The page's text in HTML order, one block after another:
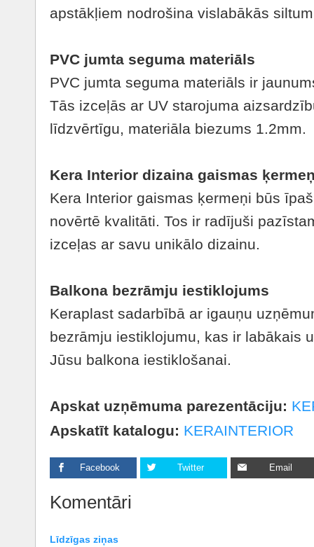
apstākļiem nodrošina vislabākās
PVC jumta seguma materiāls
PVC jumta seguma materiāls ir
Tās izceļās ar UV starojuma
līdzvērtīgu, materiāla biezums 1.2mm.
Kera Interior dizaina gaismas
Kera Interior gaismas ķermeņi būs
novērtē kvalitāti. Tos ir radījuši
izceļas ar savu unikālo dizainu.
Balkona bezrāmju iestiklojums
Keraplast sadarbībā ar igauņu
bezrāmju iestiklojumu, kas ir labākais
Jūsu balkona iestiklošanai.
Apskat uzņēmuma parezentāciju:
Apskatīt katalogu: KERAINTERIOR
Facebook Twitter Email
Komentāri
Līdzīgas ziņas